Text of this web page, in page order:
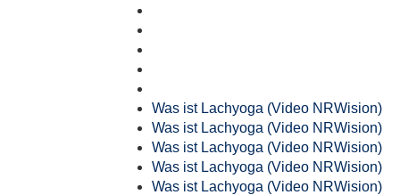
Was ist Lachyoga (Video NRWision)
Was ist Lachyoga (Video NRWision)
Was ist Lachyoga (Video NRWision)
Was ist Lachyoga (Video NRWision)
Was ist Lachyoga (Video NRWision)